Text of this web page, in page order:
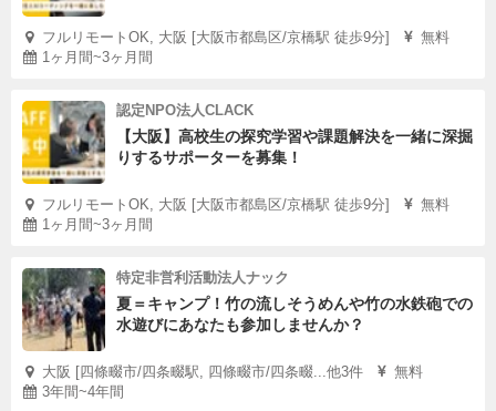
フルリモートOK, 大阪 [大阪市都島区/京橋駅 徒歩9分]
無料
1ヶ月間~3ヶ月間
認定NPO法人CLACK
【大阪】高校生の探究学習や課題解決を一緒に深掘
りするサポーターを募集！
フルリモートOK, 大阪 [大阪市都島区/京橋駅 徒歩9分]
無料
1ヶ月間~3ヶ月間
特定非営利活動法人ナック
夏＝キャンプ！竹の流しそうめんや竹の水鉄砲での
水遊びにあなたも参加しませんか？
大阪 [四條畷市/四条畷駅, 四條畷市/四条畷...他3件
無料
3年間~4年間